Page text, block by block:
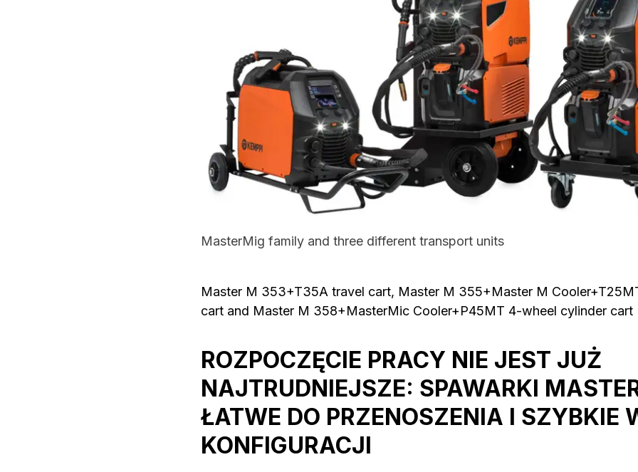
MasterMig family and three different transport units
Master M 353+T35A travel cart, Master M 355+Master M
cart and Master M 358+MasterMic Cooler+P45MT 4-wheel cylinder cart
ROZPOCZĘCIE PRACY NIE JEST JUŻ
NAJTRUDNIEJSZE: SPAWARKI
ŁATWE DO PRZENOSZENIA I SZYBKIE
KONFIGURACJI